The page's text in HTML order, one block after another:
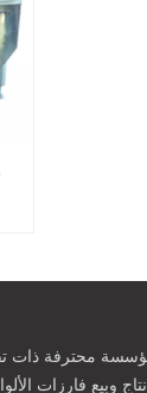
محترفة ذات
وبيع فارزات